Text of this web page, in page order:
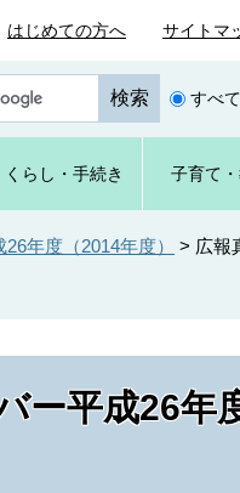
はじめての方へ サイトマ
すべて
くらし ・手続き 子育て
年度（2014年度） > 広報
ー平成26年